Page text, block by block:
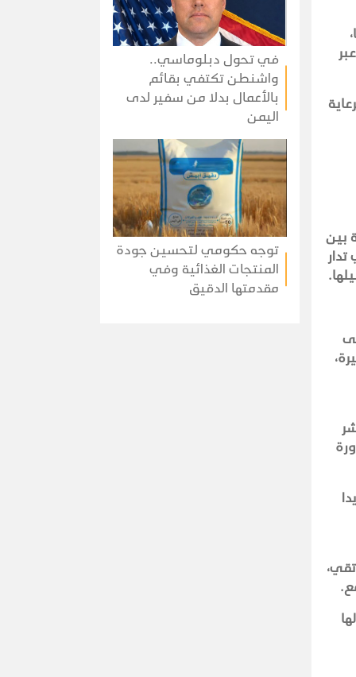
بين
في تحول دبلوماسي..
واشنطن تكتفي بقائم
بالأعمال بدلا من سفير لدى
اليمن
توجه حكومي لتحسين جودة
المنتجات الغذائية وفي
مقدمتها الدقيق